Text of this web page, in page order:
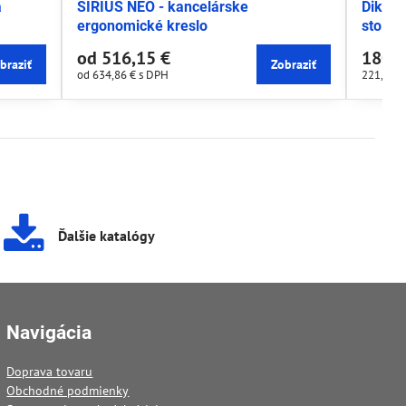
SIRIUS NEO - kancelárske
ergonomické kreslo
od 516,15 €
od 634,86 €s DPH
Zobraziť
Dike
221,99
Ďalšie katalógy
Navigácia
Doprava tovaru
Obchodné podmienky